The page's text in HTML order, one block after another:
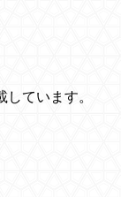
ています。